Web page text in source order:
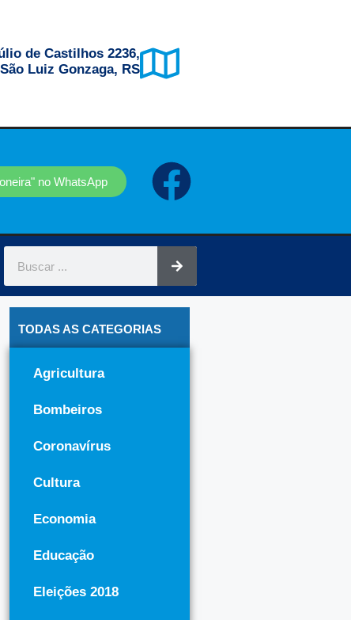
de Castilhos 2236,
Luiz Gonzaga, RS
no WhatsApp
TODAS AS CATEGORIAS
Agricultura
Bombeiros
Coronavírus
Cultura
Economia
Educação
Eleições 2018